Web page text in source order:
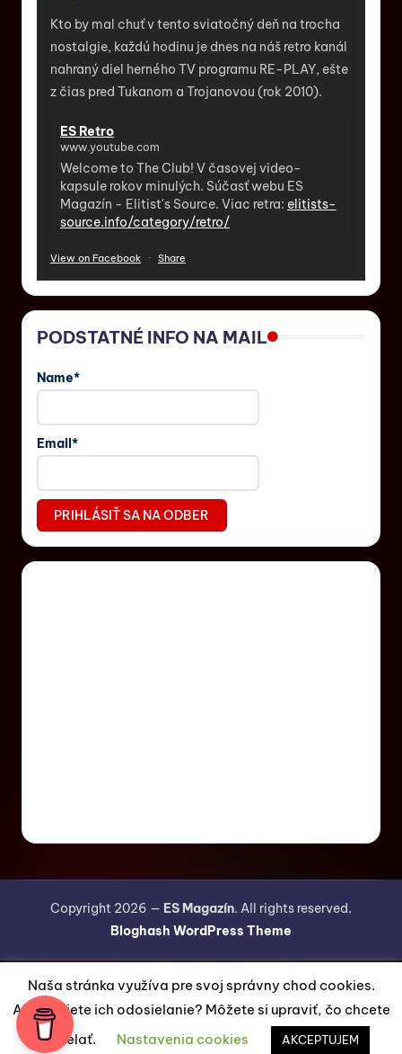
Kto by mal chuť v tento sviatočný deň na trocha
nostalgie, každú hodinu je dnes na náš retro kanál
nahraný diel herného TV programu RE-PLAY, ešte
z čias pred Tukanom a Trojanovou (rok 2010).
ES Retro
www.youtube.com
Welcome to The Club! V časovej video-
kapsule rokov minulých. Súčasť webu ES
Magazín - Elitist's Source. Viac retra: elitists-
source.info/category/retro/
View on Facebook · Share
PODSTATNÉ INFO NA MAIL
Name*
Email*
Copyright 2026 — ES Magazín. All rights reserved.
Bloghash WordPress Theme
Naša stránka využíva pre svoj správny chod cookies.
Akceptujete ich odosielanie? Môžete si upraviť, čo chcete
odosielať.
Nastavenia cookies AKCEPTUJEM